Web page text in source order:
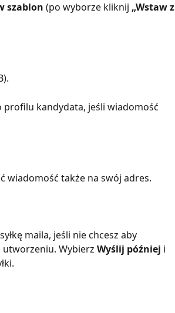
szablon (po wyborze kliknij „Wstaw z
profilu kandydata, jeśli wiadomość
wiadomość także na swój adres.
maila, jeśli nie chcesz aby
utworzeniu. Wybierz Wyślij później i